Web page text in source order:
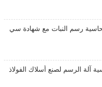
رسم النبات مع شهادة سي
آلة الرسم لصنع أسلاك الفولاذ